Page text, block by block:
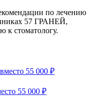
по лечению
57 ГРАНЕЙ,
к стоматологу.
55 000 ₽